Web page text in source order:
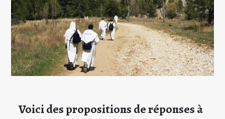
Voici des propositions de réponses à